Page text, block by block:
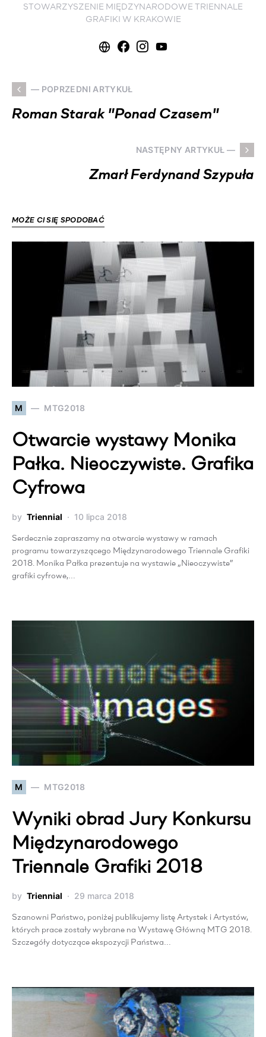
STOWARZYSZENIE MIĘDZYNARODOWE TRIENNALE
GRAFIKI W KRAKOWIE
— POPRZEDNI ARTYKUŁ
Roman Starak "Ponad Czasem"
NASTĘPNY ARTYKUŁ —
Zmarł Ferdynand Szypuła
MOŻE CI SIĘ SPODOBAĆ
M MTG2018
Otwarcie wystawy Monika
Pałka. Nieoczywiste. Grafika
Cyfrowa
by Triennial 10 lipca 2018
Serdecznie zapraszamy na otwarcie wystawy w ramach
programu towarzyszącego Międzynarodowego Triennale Grafiki
2018. Monika Pałka prezentuje na wystawie „Nieoczywiste”
grafiki cyfrowe,…
M MTG2018
Wyniki obrad Jury Konkursu
Międzynarodowego
Triennale Grafiki 2018
by Triennial 29 marca 2018
Szanowni Państwo, poniżej publikujemy listę Artystek i Artystów,
których prace zostały wybrane na Wystawę Główną MTG 2018.
Szczegóły dotyczące ekspozycji Państwa…